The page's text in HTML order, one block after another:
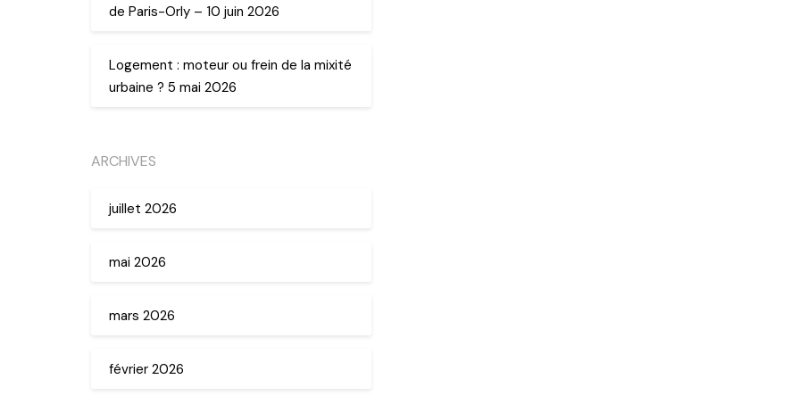
de Paris-Orly – 10 juin 2026
Logement : moteur ou frein de la mixité
urbaine ? 5 mai 2026
ARCHIVES
juillet 2026
mai 2026
mars 2026
février 2026